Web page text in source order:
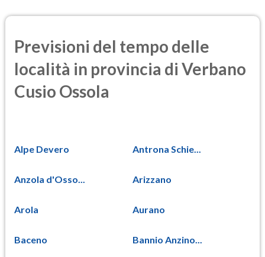
Previsioni del tempo delle
località in provincia di Verbano
Cusio Ossola
Alpe Devero Antrona Schie...
Anzola d'Osso... Arizzano
Arola Aurano
Baceno Bannio Anzino...